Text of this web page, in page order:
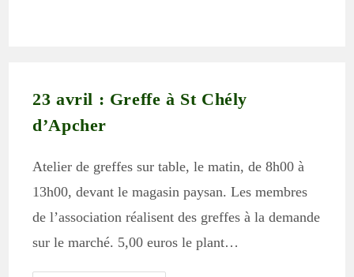
23 avril : Greffe à St Chély
d’Apcher
Atelier de greffes sur table, le matin, de 8h00 à
13h00, devant le magasin paysan. Les membres
de l’association réalisent des greffes à la demande
sur le marché. 5,00 euros le plant…